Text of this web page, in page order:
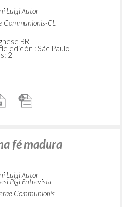
Luigi Autor
Communionis-CL
BR
edición : São Paulo
2
fé madura
Luigi Autor
Pigi Entrevista
Communionis